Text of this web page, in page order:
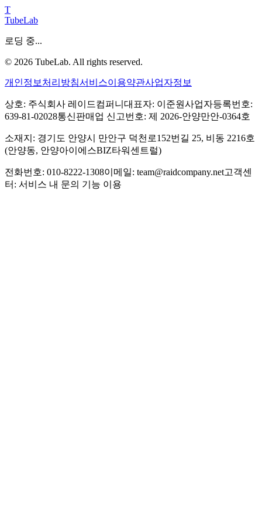
T
TubeLab
로딩 중...
© 2026 TubeLab. All rights reserved.
개인정보처리방침서비스이용약관사업자정보
상호: 주식회사 레이드컴퍼니 대표자: 이준원사업자등록번호:
639-81-02028통신판매업 신고번호: 제 2026-안양만안-0364호
소재지: 경기도 안양시 만안구 덕천로152번길 25, 비동 2216호
(안양동, 안양아이에스BIZ타워센트럴)
전화번호: 010-8222-1308이메일: team@raidcompany.net고객센
터: 서비스 내 문의 기능 이용